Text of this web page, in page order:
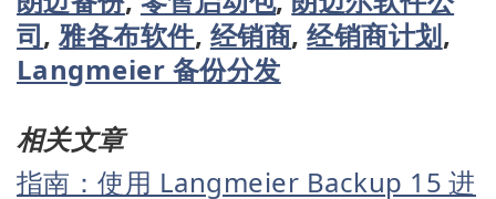
司,雅各布软件, 经销商,经销商计划,
Langmeier 备份分发
相关文章
指南：使用 Langmeier Backup 15 进